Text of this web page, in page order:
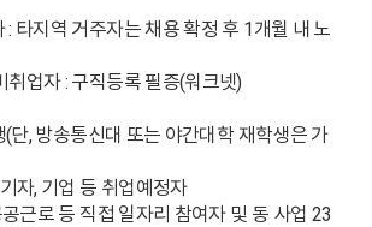
: 타지역 거주자는 채용 확정 후 1개월 내 노
취업자 : 구직등록 필증(워크넷)
단, 방송통신대 또는 야간대학 재학생은 가
자, 기업 등 취업예정자
근로 등 직접 일자리 참여자 및 동 사업 23